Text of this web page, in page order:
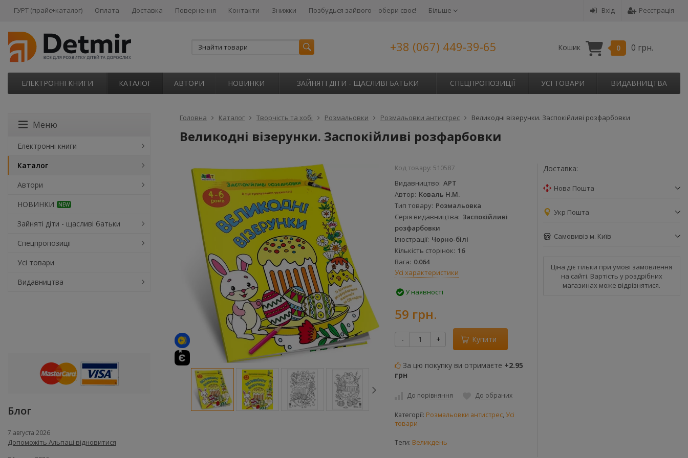
Вхід Реєстрація
ГУРТ (прайс+каталог) Оплата Доставка Повернення Контакти Знижки Позбудься зайвого – обери своє! Більше
+38 (067) 449-39-65 Кошик 0 0 грн.
ЕЛЕКТРОННІ КНИГИ КАТАЛОГ АВТОРИ НОВИНКИ ЗАЙНЯТІ ДІТИ - ЩАСЛИВІ БАТЬКИ СПЕЦПРОПОЗИЦІЇ УСІ ТОВАРИ ВИДАВНИЦТВА
Головна Каталог Творчість та хобі Розмальовки Розмальовки антистрес Великодні візерунки. Заспокійливі розфарбовки
Великодні візерунки. Заспокійливі розфарбовки
Код товару: 510587
Видавництво АРТ
Автор Коваль Н.М.
Тип товару Розмальовка
Серія видавництва Заспокійливі
розфарбовки
Ілюстрації Чорно-білі
Кількість сторінок 16
Вага 0.064
Усі характеристики
У наявності
59 грн.
- + Купити
За цю покупку ви отримаєте +2.95
грн
До порівняння До обраних
Категорії: Розмальовки антистрес, Усі
товари
Теги: Великдень
Доставка:
Нова Пошта
Укр Пошта
Самовивіз м. Київ
Ціна діє тільки при умові замовлення
на сайті. Вартість у роздрібних
магазинах може відрізнятися.
Меню
Електронні книги
Каталог
Автори
НОВИНКИ
NEW
Зайняті діти - щасливі батьки
Спецпропозиції
Усі товари
Видавництва
Блог
7 августа 2026
Допоможіть Альпаці відновитися